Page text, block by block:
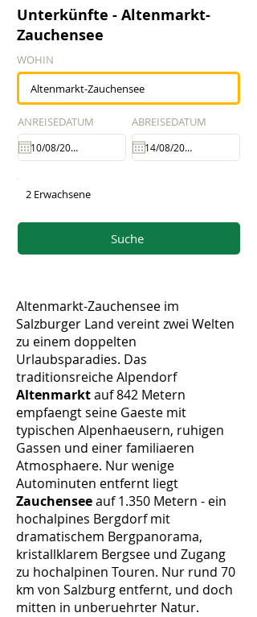
Unterkünfte - Altenmarkt-
Zauchensee
WOHIN
ANREISEDATUM ABREISEDATUM
2 Erwachsene
Suche
Altenmarkt-Zauchensee im
Salzburger Land vereint zwei Welten
zu einem doppelten
Urlaubsparadies. Das
traditionsreiche Alpendorf
Altenmarktauf 842 Metern
empfaengt seine Gaeste mit
typischen Alpenhaeusern, ruhigen
Gassen und einer familiaeren
Atmosphaere. Nur wenige
Autominuten entfernt liegt
Zauchenseeauf 1.350 Metern - ein
hochalpines Bergdorf mit
dramatischem Bergpanorama,
kristallklarem Bergsee und Zugang
zu hochalpinen Touren. Nur rund 70
km von Salzburg entfernt, und doch
mitten in unberuehrter Natur.